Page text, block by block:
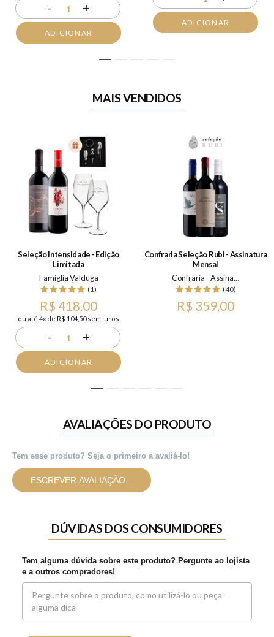
- 1 +
ADICIONAR
ADICIONAR
MAIS VENDIDOS
Seleção Intensidade - Edição
Limitada
Famiglia Valduga
(1)
R$ 418,00
ou até 4x de R$ 104,50 sem juros
- 1 +
ADICIONAR
Confraria Seleção Rubi - Assinatura
Mensal
Confraria - Assinatura Mensal
(40)
R$ 359,00
AVALIAÇÕES DO PRODUTO
Tem esse produto? Seja o primeiro a avaliá-lo!
ESCREVER AVALIAÇÃO...
DÚVIDAS DOS CONSUMIDORES
Tem alguma dúvida sobre este produto? Pergunte ao lojista
e a outros compradores!